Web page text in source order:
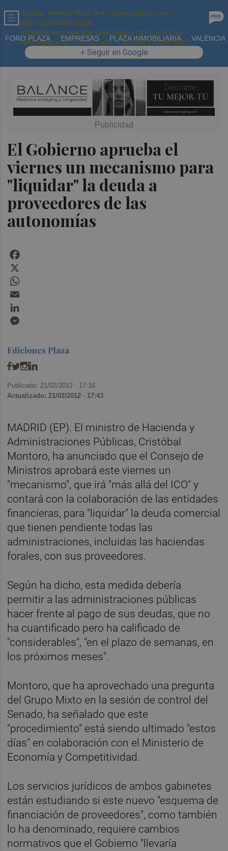
· España · Valencia Plaza" href="//valenciaplaza.com/ "
style="background-image:
url(/web/assets_new/img/valenciaplaza.com/logos/logo-
valenciaplaza.com-blanco.png?v=1786118285);height:50px">
FORO PLAZA EMPRESAS PLAZA INMOBILIARIA VALÈNCIA
+ Seguir en Google
El Gobierno aprueba el
viernes un mecanismo para
"liquidar" la deuda a
proveedores de las
autonomías
Ediciones Plaza
Publicado: 21/02/2012 · 17:16
Actualizado: 21/02/2012 · 17:43
MADRID (EP). El ministro de Hacienda y
Administraciones Públicas, Cristóbal
Montoro, ha anunciado que el Consejo de
Ministros aprobará este viernes un
"mecanismo", que irá "más allá del ICO" y
contará con la colaboración de las entidades
financieras, para "liquidar" la deuda comercial
que tienen pendiente todas las
administraciones, incluidas las haciendas
forales, con sus proveedores.
Según ha dicho, esta medida debería
permitir a las administraciones públicas
hacer frente al pago de sus deudas, que no
ha cuantificado pero ha calificado de
"considerables", "en el plazo de semanas, en
los próximos meses".
Montoro, que ha aprovechado una pregunta
del Grupo Mixto en la sesión de control del
Senado, ha señalado que este
"procedimiento" está siendo ultimado "estos
días" en colaboración con el Ministerio de
Economía y Competitividad.
Los servicios jurídicos de ambos gabinetes
están estudiando si este nuevo "esquema de
financiación de proveedores", como también
lo ha denominado, requiere cambios
normativos que el Gobierno "llevaría